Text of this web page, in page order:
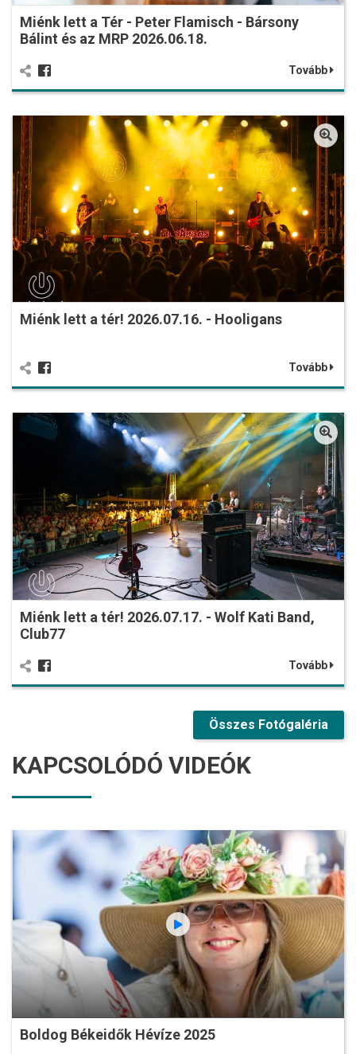
Miénk lett a Tér - Peter Flamisch - Bársony
Bálint és az MRP 2026.06.18.
Tovább
Miénk lett a tér! 2026.07.16. - Hooligans
Tovább
Miénk lett a tér! 2026.07.17. - Wolf Kati Band,
Club77
Tovább
Összes Fotógaléria
KAPCSOLÓDÓ VIDEÓK
Boldog Békeidők Hévíze 2025